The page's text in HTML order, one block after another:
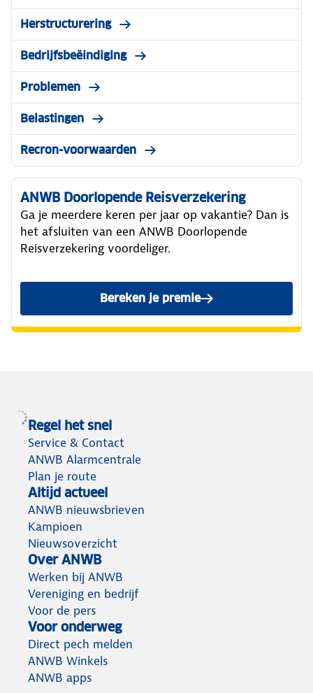
Herstructurering
Bedrijfsbeëindiging
Problemen
Belastingen
Recron-voorwaarden
ANWB Doorlopende Reisverzekering
Ga je meerdere keren per jaar op vakantie? Dan is
het afsluiten van een ANWB Doorlopende
Reisverzekering voordeliger.
Bereken je premie
Regel het snel
Service & Contact
ANWB Alarmcentrale
Plan je route
Altijd actueel
ANWB nieuwsbrieven
Kampioen
Nieuwsoverzicht
Over ANWB
Werken bij ANWB
Vereniging en bedrijf
Voor de pers
Voor onderweg
Direct pech melden
ANWB Winkels
ANWB apps